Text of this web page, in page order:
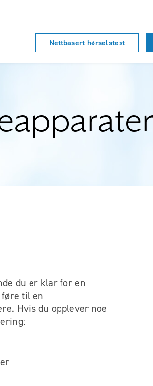
Nettbasert hørselstest
du er klar for en
til en
Hvis du opplever noe